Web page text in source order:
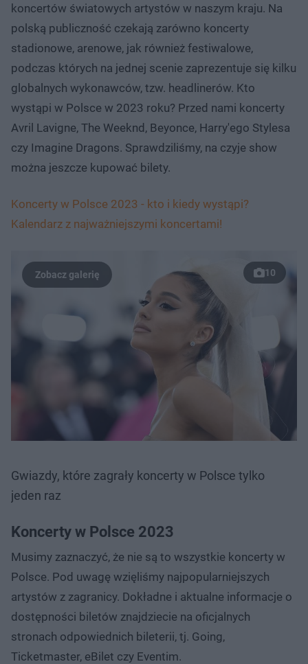
koncertów światowych artystów w naszym kraju. Na
polską publiczność czekają zarówno koncerty
stadionowe, arenowe, jak również festiwalowe,
podczas których na jednej scenie zaprezentuje się kilku
globalnych wykonawców, tzw. headlinerów. Kto
wystąpi w Polsce w 2023 roku? Przed nami koncerty
Avril Lavigne, The Weeknd, Beyonce, Harry'ego Stylesa
czy Imagine Dragons. Sprawdziliśmy, na czyje show
można jeszcze kupować bilety.
Koncerty w Polsce 2023 - kto i kiedy wystąpi?
Kalendarz z najważniejszymi koncertami!
10
Gwiazdy, które zagrały koncerty w Polsce tylko
jeden raz
Koncerty w Polsce 2023
Musimy zaznaczyć, że nie są to wszystkie koncerty w
Polsce. Pod uwagę wzięliśmy najpopularniejszych
artystów z zagranicy. Dokładne i aktualne informacje o
dostępności biletów znajdziecie na oficjalnych
stronach odpowiednich bileterii, tj. Going,
Ticketmaster, eBilet czy Eventim.